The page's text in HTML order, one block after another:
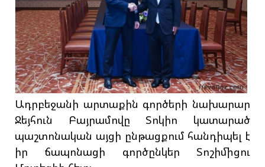
Ադրբեջանի արտաքին գործերի նախարար
Ջեյհուն Բայրամովը Տոկիո կատարած
պաշտոնական այցի ընթացքում հանդիպել է
իր ճապոնացի գործընկեր Տոշիմիցու